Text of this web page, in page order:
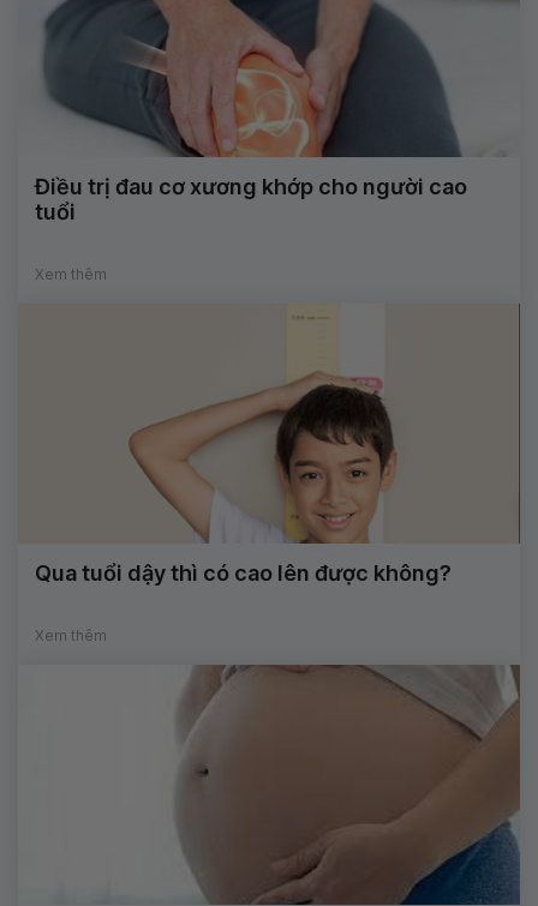
Điều trị đau cơ xương khớp cho người cao
tuổi
Xem thêm
Qua tuổi dậy thì có cao lên được không?
Xem thêm